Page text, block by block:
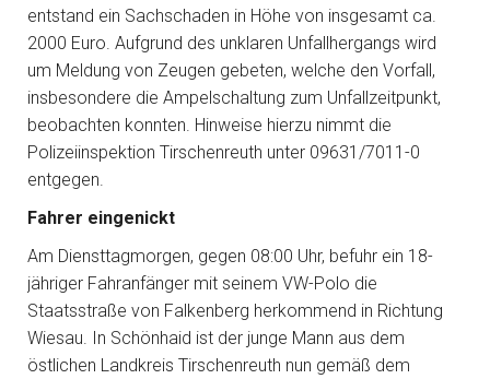
entstand ein Sachschaden in Höhe von insgesamt ca.
2000 Euro. Aufgrund des unklaren Unfallhergangs wird
um Meldung von Zeugen gebeten, welche den Vorfall,
insbesondere die Ampelschaltung zum Unfallzeitpunkt,
beobachten konnten. Hinweise hierzu nimmt die
Polizeiinspektion Tirschenreuth unter 09631/7011-0
entgegen.
Fahrer eingenickt
Am Diensttagmorgen, gegen 08:00 Uhr, befuhr ein 18-
jähriger Fahranfänger mit seinem VW-Polo die
Staatsstraße von Falkenberg herkommend in Richtung
Wiesau. In Schönhaid ist der junge Mann aus dem
östlichen Landkreis Tirschenreuth nun gemäß dem